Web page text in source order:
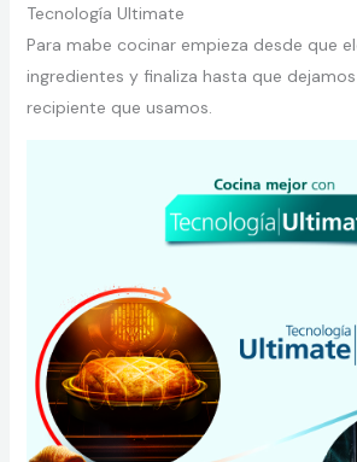
Tecnología Ultimate
Para mabe cocinar empieza desde que
ingredientes y finaliza hasta que
recipiente que usamos.